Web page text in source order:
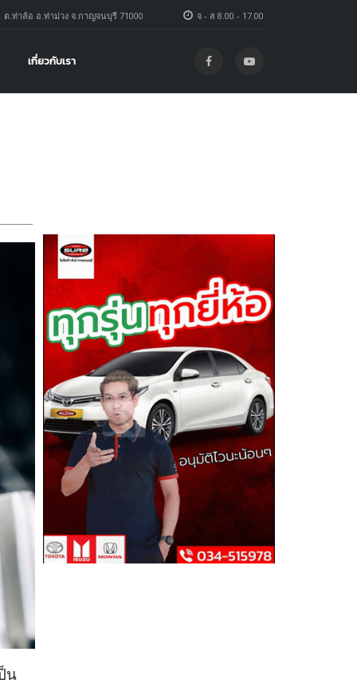
จ - ส 8.00 - 17.00
ต.ท่าล้อ อ.ท่าม่วง จ.กาญจนบุรี 71000
เกี่ยวกับเรา
น